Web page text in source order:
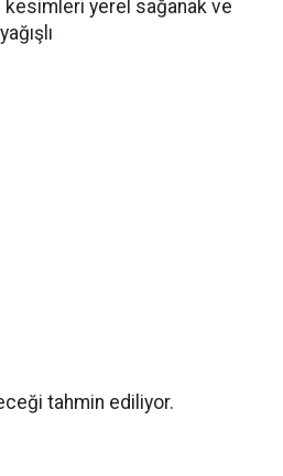
kesimleri yerel sağanak ve
tahmin ediliyor.